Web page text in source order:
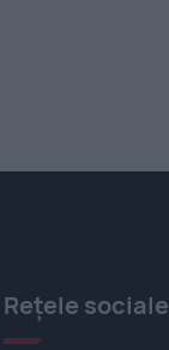
Rețele sociale